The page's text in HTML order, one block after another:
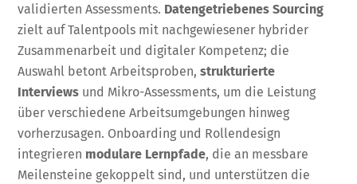
validierten Assessments. Datengetriebenes Sourcing
zielt auf Talentpools mit nachgewiesener hybrider
Zusammenarbeit und digitaler Kompetenz; die
Auswahl betont Arbeitsproben,strukturierte
Interviews und Mikro-Assessments, um die Leistung
über verschiedene Arbeitsumgebungen hinweg
vorherzusagen. Onboarding und Rollendesign
integrieren modulare Lernpfade, die an messbare
Meilensteine gekoppelt sind, und unterstützen die